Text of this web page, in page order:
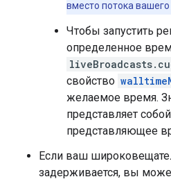
вместо потока вашего
Чтобы запустить
определенное
свойство
желаемое время.
представляет
представляющее
Если ваш
задерживается, вы